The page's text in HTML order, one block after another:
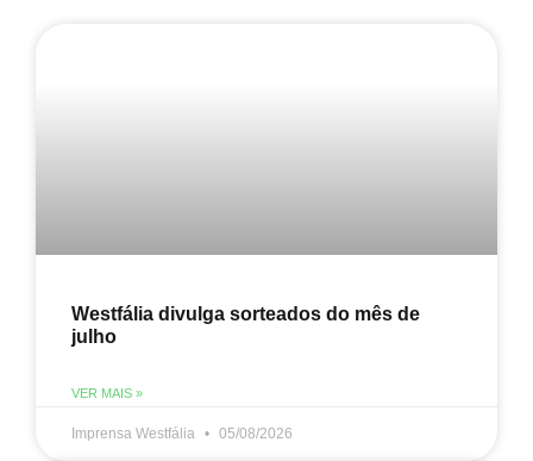
Westfália divulga sorteados do mês de
julho
VER MAIS »
Imprensa Westfália 05/08/2026